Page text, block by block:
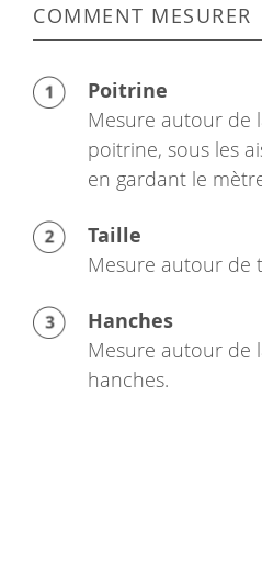
COMMENT MESURER
Poitrine
Mesure autour de
poitrine, sous les
en gardant le
Taille
Mesure autour de
Hanches
Mesure autour de
hanches.